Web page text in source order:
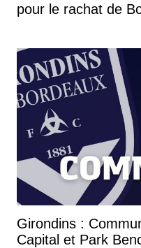
pour le rachat de
Girondins :
Capital et Park